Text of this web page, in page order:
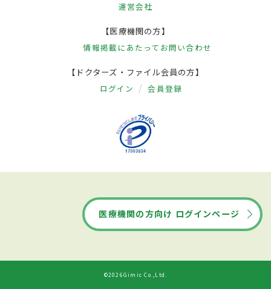
運営会社
【医療機関の方】
情報掲載にあたって お問い合わせ
【ドクターズ・ファイル会員の方】
ログイン 会員登録
医療機関の方向け ログインページ
©2026Gimic Co.,Ltd.